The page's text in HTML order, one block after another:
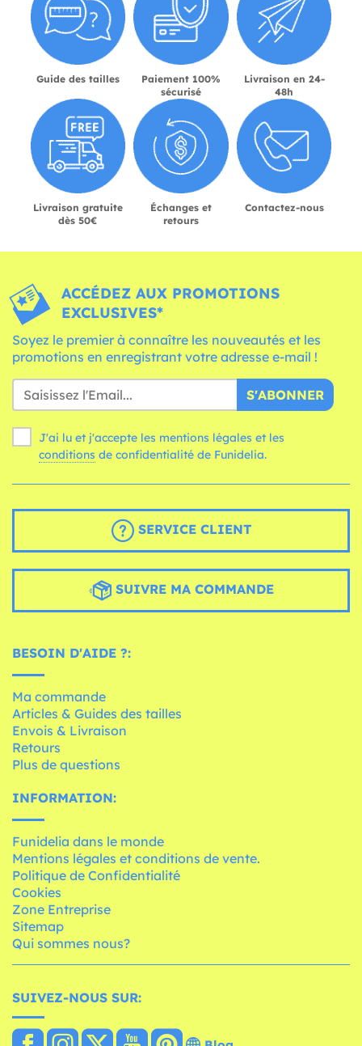
Guide des tailles
Paiement 100%
sécurisé
Livraison en 24-
48h
Livraison gratuite
dès 50€
Échanges et
retours
Contactez-nous
ACCÉDEZ AUX PROMOTIONS
EXCLUSIVES*
Soyez le premier à connaître les nouveautés et les
promotions en enregistrant votre adresse e-mail !
S'ABONNER
J'ai lu et j'accepte les mentions légales et les
conditions de confidentialité de Funidelia.
SERVICE CLIENT
SUIVRE MA COMMANDE
BESOIN D'AIDE ?:
Ma commande
Articles & Guides des tailles
Envois & Livraison
Retours
Plus de questions
INFORMATION:
Funidelia dans le monde
Mentions légales et conditions de vente.
Politique de Confidentialité
Cookies
Zone Entreprise
Sitemap
Qui sommes nous?
SUIVEZ-NOUS SUR: